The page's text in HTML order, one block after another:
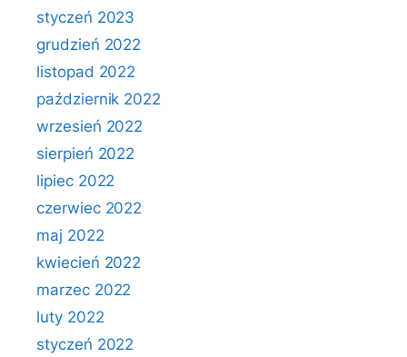
styczeń 2023
grudzień 2022
listopad 2022
październik 2022
wrzesień 2022
sierpień 2022
lipiec 2022
czerwiec 2022
maj 2022
kwiecień 2022
marzec 2022
luty 2022
styczeń 2022